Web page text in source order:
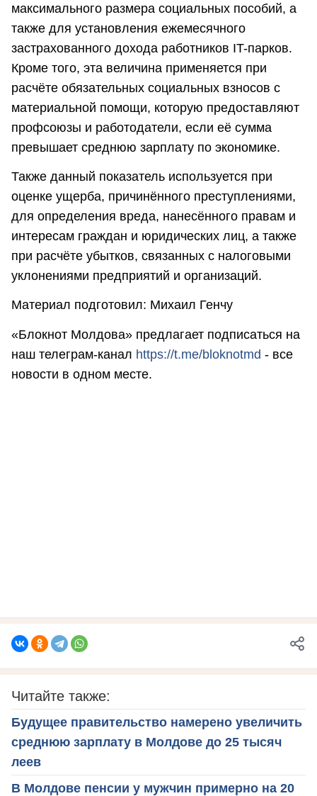
максимального размера социальных пособий, а
также для установления ежемесячного
застрахованного дохода работников IT-парков.
Кроме того, эта величина применяется при
расчёте обязательных социальных взносов с
материальной помощи, которую предоставляют
профсоюзы и работодатели, если её сумма
превышает среднюю зарплату по экономике.
Также данный показатель используется при
оценке ущерба, причинённого преступлениями,
для определения вреда, нанесённого правам и
интересам граждан и юридических лиц, а также
при расчёте убытков, связанных с налоговыми
уклонениями предприятий и организаций.
Материал подготовил: Михаил Генчу
«Блокнот Молдова» предлагает подписаться на
наш телеграм-канал https://t.me/bloknotmd - все
новости в одном месте.
Читайте также:
Будущее правительство намерено увеличить
среднюю зарплату в Молдове до 25 тысяч
леев
В Молдове пенсии у мужчин примерно на 20